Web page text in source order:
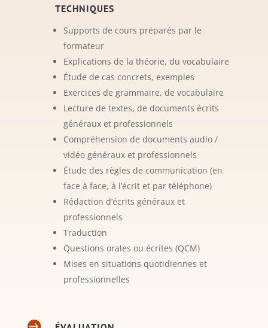
TECHNIQUES
Supports de cours préparés par le
formateur
Explications de la théorie, du vocabulaire
Étude de cas concrets, exemples
Exercices de grammaire, de vocabulaire
Lecture de textes, de documents écrits
généraux et professionnels
Compréhension de documents audio /
vidéo généraux et professionnels
Étude des règles de communication (en
face à face, à l’écrit et par téléphone)
Rédaction d’écrits généraux et
professionnels
Traduction
Questions orales ou écrites (QCM)
Mises en situations quotidiennes et
professionnelles